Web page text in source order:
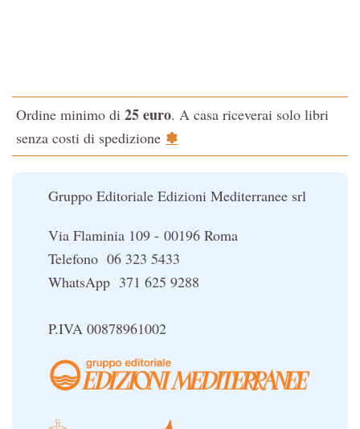
La Cabala
Il potere del serpente
Ordine minimo di 25 euro. A casa riceverai solo libri
senza costi di spedizione ✽
Gruppo Editoriale Edizioni Mediterranee srl
Via Flaminia 109 - 00196 Roma
Telefono 06 323 5433
WhatsApp 371 625 9288
P.IVA 00878961002